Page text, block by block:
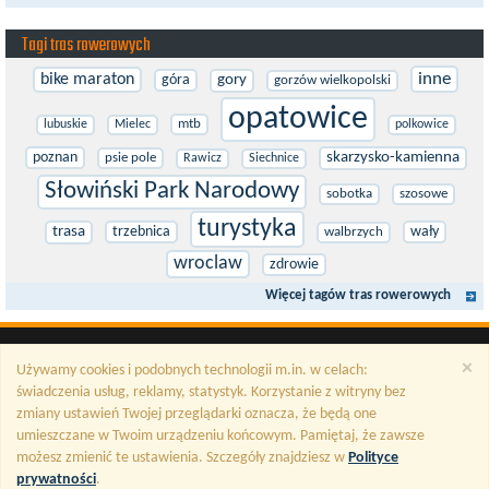
Tagi tras rowerowych
bike maraton góra gory gorzów wielkopolski inne
lubuskie Mielec mtb opatowice polkowice
poznan psie pole Rawicz Siechnice skarzysko-kamienna
Słowiński Park Narodowy sobotka szosowe
trasa trzebnica turystyka walbrzych wały
wroclaw zdrowie
Więcej tagów tras rowerowych
×
Używamy cookies i podobnych technologii m.in. w celach:
świadczenia usług, reklamy, statystyk. Korzystanie z witryny bez
zmiany ustawień Twojej przeglądarki oznacza, że będą one
umieszczane w Twoim urządzeniu końcowym. Pamiętaj, że zawsze
możesz zmienić te ustawienia. Szczegóły znajdziesz w Polityce
prywatności.